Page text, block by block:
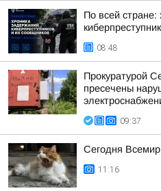
По всей стране:
08:48
Прокуратурой
пресечены
09:37
Сегодня
11:16